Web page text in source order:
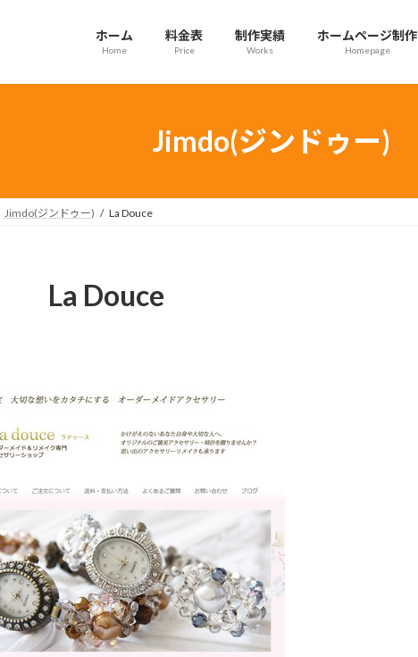
ホーム
Home
料金表
Price
制作実績
Works
ホームページ制作
Homepage
Jimdo(ジンドゥー)
Jimdo(ジンドゥー) La Douce
La Douce